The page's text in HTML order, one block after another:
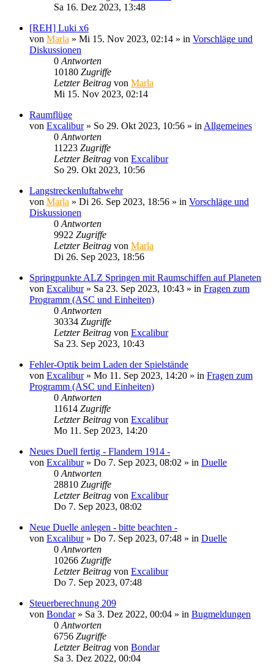
Sa 16. Dez 2023, 13:48
[REH] Luki x6
von Marla » Mi 15. Nov 2023, 02:14 » in Vorschläge und
Diskussionen
0 Antworten
10180 Zugriffe
Letzter Beitrag von Marla
Mi 15. Nov 2023, 02:14
Raumflüge
von Excalibur» So 29. Okt 2023, 10:56 » in Allgemeines
0 Antworten
11223 Zugriffe
Letzter Beitrag von Excalibur
So 29. Okt 2023, 10:56
Langstreckenluftabwehr
von Marla » Di 26. Sep 2023, 18:56 » in Vorschläge und
Diskussionen
0 Antworten
9922 Zugriffe
Letzter Beitrag von Marla
Di 26. Sep 2023, 18:56
Springpunkte ALZ Springen mit Raumschiffen auf Planeten
von Excalibur» Sa 23. Sep 2023, 10:43 » in Fragen zum
Programm (ASC und Einheiten)
0 Antworten
30334 Zugriffe
Letzter Beitrag von Excalibur
Sa 23. Sep 2023, 10:43
Fehler-Optik beim Laden der Spielstände
von Excalibur» Mo 11. Sep 2023, 14:20 » in Fragen zum
Programm (ASC und Einheiten)
0 Antworten
11614 Zugriffe
Letzter Beitrag von Excalibur
Mo 11. Sep 2023, 14:20
Neues Duell fertig - Flandern 1914 -
von Excalibur» Do 7. Sep 2023, 08:02 » in Duelle
0 Antworten
28810 Zugriffe
Letzter Beitrag von Excalibur
Do 7. Sep 2023, 08:02
Neue Duelle anlegen - bitte beachten -
von Excalibur» Do 7. Sep 2023, 07:48 » in Duelle
0 Antworten
10266 Zugriffe
Letzter Beitrag von Excalibur
Do 7. Sep 2023, 07:48
Steuerberechnung 209
von Bondar» Sa 3. Dez 2022, 00:04 » in Bugmeldungen
0 Antworten
6756 Zugriffe
Letzter Beitrag von Bondar
Sa 3. Dez 2022, 00:04